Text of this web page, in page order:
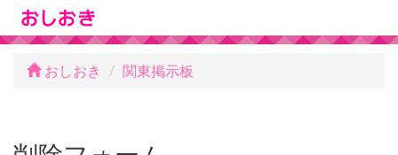
おしおき 関東掲示板